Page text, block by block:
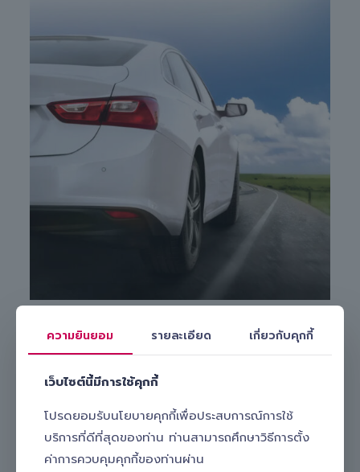
สนใจเปลี่ยนยางรถยนต์ Michelin รุ่น Pilot Sport 4
205/55 R16 กับ Slick ทำอย่างไร?
หากคุณกำลังมองหาบริการเปลี่ยนยางรถยนต์นอกสถานที่
ติดต่อเพื่อปรึกษากับช่างผู้เชี่ยวชาญ เช็คราคา เปรียบเทียบราคา และ
นัดหมายบริการง่าย ๆ ผ่าน
โทร.098-656-8899
ความยินยอม รายละเอียด เกี่ยวกับคุกกี้
เว็บไซต์นี้มีการใช้คุกกี้
โปรดยอมรับนโยบายคุกกี้เพื่อประสบการณ์การใช้
บริการที่ดีที่สุดของท่าน ท่านสามารถศึกษาวิธีการตั้ง
ค่าการควบคุมคุกกี้ของท่านผ่าน